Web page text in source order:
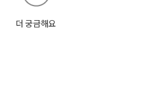
더 궁금해요